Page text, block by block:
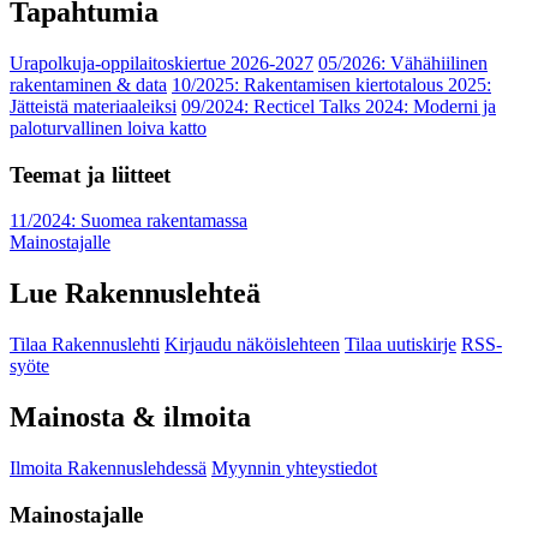
Tapahtumia
Urapolkuja-oppilaitoskiertue 2026-2027 05/2026: Vähähiilinen
rakentaminen & data 10/2025: Rakentamisen kiertotalous 2025:
Jätteistä materiaaleiksi 09/2024: Recticel Talks 2024: Moderni ja
paloturvallinen loiva katto
Teemat ja liitteet
11/2024: Suomea rakentamassa
Mainostajalle
Lue Rakennuslehteä
Tilaa Rakennuslehti Kirjaudu näköislehteen Tilaa uutiskirje RSS-
syöte
Mainosta & ilmoita
Ilmoita Rakennuslehdessä Myynnin yhteystiedot
Mainostajalle